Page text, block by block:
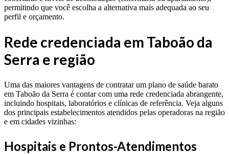
permitindo que você escolha a alternativa mais adequada ao seu
perfil e orçamento.
Rede credenciada em Taboão da
Serra e região
Uma das maiores vantagens de contratar um plano de saúde barato
em Taboão da Serra é contar com uma rede credenciada abrangente,
incluindo hospitais, laboratórios e clínicas de referência. Veja alguns
dos principais estabelecimentos atendidos pelas operadoras na região
e em cidades vizinhas:
Hospitais e Prontos-Atendimentos